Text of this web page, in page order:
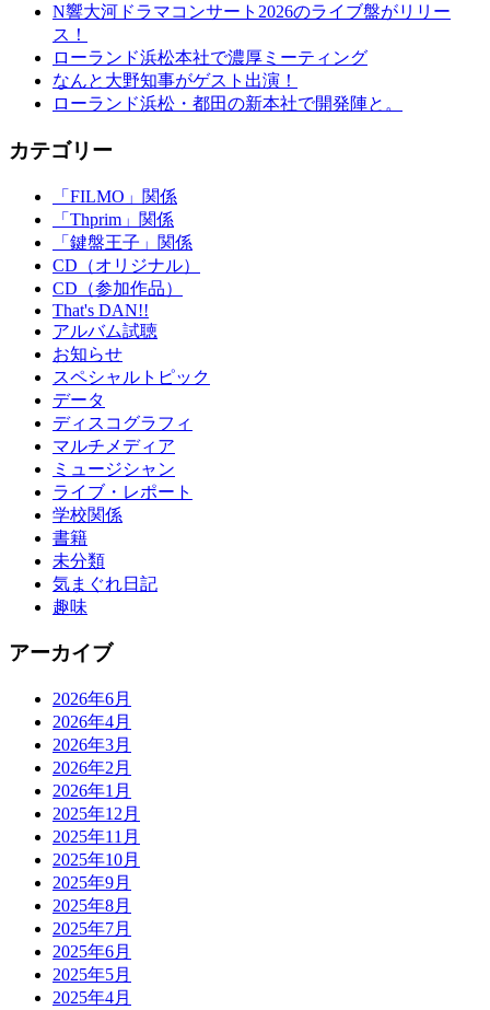
N響大河ドラマコンサート2026のライブ盤がリリー
ス！
ローランド浜松本社で濃厚ミーティング
なんと大野知事がゲスト出演！
ローランド浜松・都田の新本社で開発陣と。
カテゴリー
「FILMO」関係
「Thprim」関係
「鍵盤王子」関係
CD（オリジナル）
CD（参加作品）
That's DAN!!
アルバム試聴
お知らせ
スペシャルトピック
データ
ディスコグラフィ
マルチメディア
ミュージシャン
ライブ・レポート
学校関係
書籍
未分類
気まぐれ日記
趣味
アーカイブ
2026年6月
2026年4月
2026年3月
2026年2月
2026年1月
2025年12月
2025年11月
2025年10月
2025年9月
2025年8月
2025年7月
2025年6月
2025年5月
2025年4月